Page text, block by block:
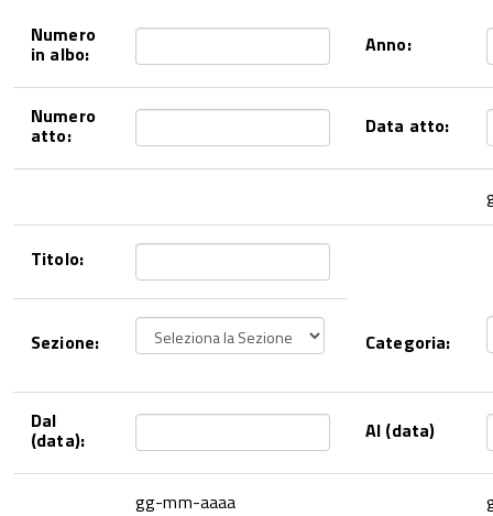
Numero
in albo: Anno:
Numero
atto: Data atto:
Titolo:
Sezione: Categoria:
Dal
(data): Al (data)
gg-mm-aaaa